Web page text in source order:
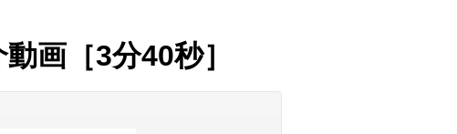
画［3分40秒］